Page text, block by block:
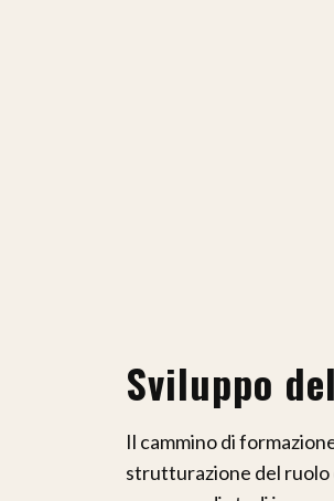
Sviluppo
Il cammino di
strutturazione del ruolo